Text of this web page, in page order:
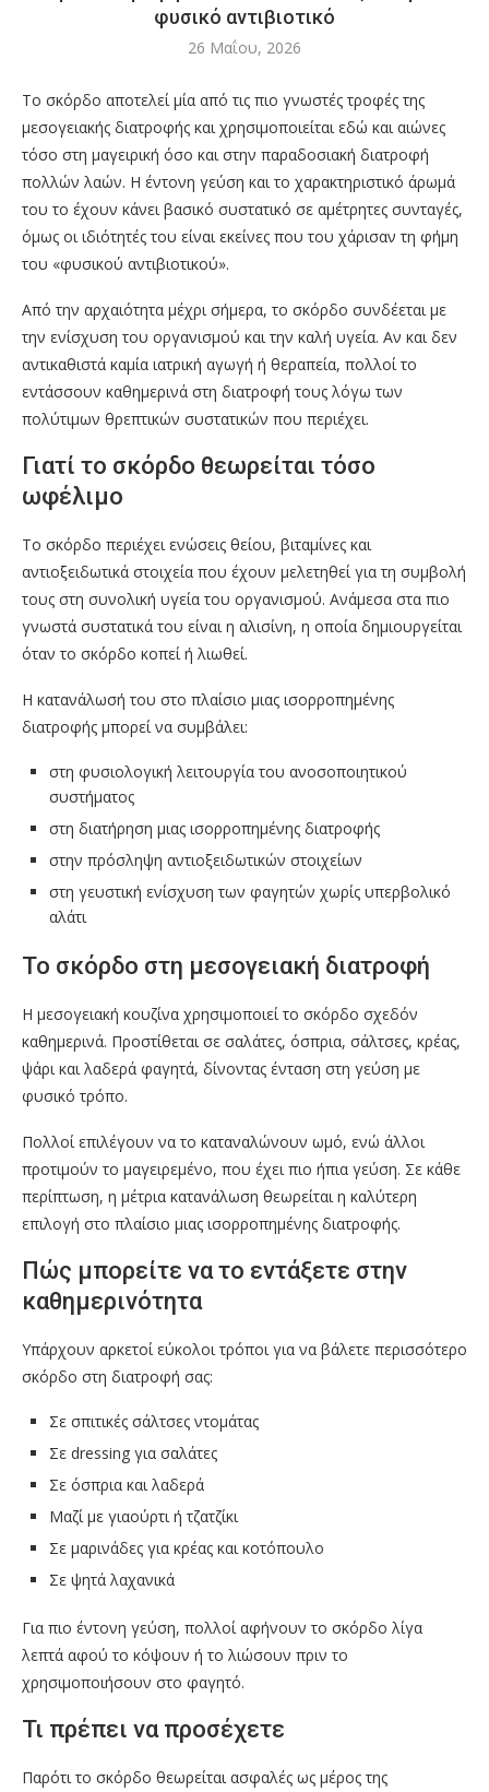
φυσικό αντιβιοτικό
26 Μαΐου, 2026
Το σκόρδο αποτελεί μία από τις πιο γνωστές τροφές της
μεσογειακής διατροφής και χρησιμοποιείται εδώ και αιώνες
τόσο στη μαγειρική όσο και στην παραδοσιακή διατροφή
πολλών λαών. Η έντονη γεύση και το χαρακτηριστικό άρωμά
του το έχουν κάνει βασικό συστατικό σε αμέτρητες συνταγές,
όμως οι ιδιότητές του είναι εκείνες που του χάρισαν τη φήμη
του «φυσικού αντιβιοτικού».
Από την αρχαιότητα μέχρι σήμερα, το σκόρδο συνδέεται με
την ενίσχυση του οργανισμού και την καλή υγεία. Αν και δεν
αντικαθιστά καμία ιατρική αγωγή ή θεραπεία, πολλοί το
εντάσσουν καθημερινά στη διατροφή τους λόγω των
πολύτιμων θρεπτικών συστατικών που περιέχει.
Γιατί το σκόρδο θεωρείται τόσο
ωφέλιμο
Το σκόρδο περιέχει ενώσεις θείου, βιταμίνες και
αντιοξειδωτικά στοιχεία που έχουν μελετηθεί για τη συμβολή
τους στη συνολική υγεία του οργανισμού. Ανάμεσα στα πιο
γνωστά συστατικά του είναι η αλισίνη, η οποία δημιουργείται
όταν το σκόρδο κοπεί ή λιωθεί.
Η κατανάλωσή του στο πλαίσιο μιας ισορροπημένης
διατροφής μπορεί να συμβάλει:
στη φυσιολογική λειτουργία του ανοσοποιητικού
συστήματος
στη διατήρηση μιας ισορροπημένης διατροφής
στην πρόσληψη αντιοξειδωτικών στοιχείων
στη γευστική ενίσχυση των φαγητών χωρίς υπερβολικό
αλάτι
Το σκόρδο στη μεσογειακή διατροφή
Η μεσογειακή κουζίνα χρησιμοποιεί το σκόρδο σχεδόν
καθημερινά. Προστίθεται σε σαλάτες, όσπρια, σάλτσες, κρέας,
ψάρι και λαδερά φαγητά, δίνοντας ένταση στη γεύση με
φυσικό τρόπο.
Πολλοί επιλέγουν να το καταναλώνουν ωμό, ενώ άλλοι
προτιμούν το μαγειρεμένο, που έχει πιο ήπια γεύση. Σε κάθε
περίπτωση, η μέτρια κατανάλωση θεωρείται η καλύτερη
επιλογή στο πλαίσιο μιας ισορροπημένης διατροφής.
Πώς μπορείτε να το εντάξετε στην
καθημερινότητα
Υπάρχουν αρκετοί εύκολοι τρόποι για να βάλετε περισσότερο
σκόρδο στη διατροφή σας:
Σε σπιτικές σάλτσες ντομάτας
Σε dressing για σαλάτες
Σε όσπρια και λαδερά
Μαζί με γιαούρτι ή τζατζίκι
Σε μαρινάδες για κρέας και κοτόπουλο
Σε ψητά λαχανικά
Για πιο έντονη γεύση, πολλοί αφήνουν το σκόρδο λίγα
λεπτά αφού το κόψουν ή το λιώσουν πριν το
χρησιμοποιήσουν στο φαγητό.
Τι πρέπει να προσέχετε
Παρότι το σκόρδο θεωρείται ασφαλές ως μέρος της